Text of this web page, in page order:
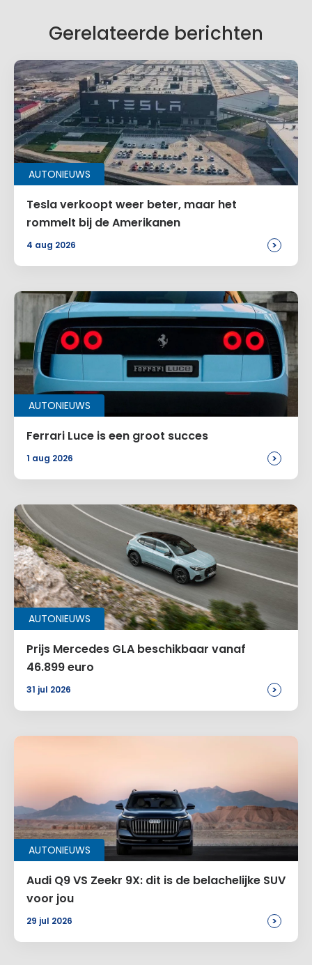
Gerelateerde berichten
AUTONIEUWS
Tesla verkoopt weer beter, maar het
rommelt bij de Amerikanen
4 aug 2026 >
AUTONIEUWS
Ferrari Luce is een groot succes
1 aug 2026 >
AUTONIEUWS
Prijs Mercedes GLA beschikbaar vanaf
46.899 euro
31 jul 2026 >
AUTONIEUWS
Audi Q9 VS Zeekr 9X: dit is de belachelijke SUV
voor jou
29 jul 2026 >